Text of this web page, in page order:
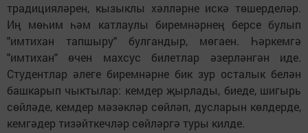
традицияләрен, кызыклы хәлләрне искә төшерделәр.
Иң мөһим һәм катлаулы биремнәрнең берсе булып
"имтихан тапшыру" булгандыр, мөгаен. Һәркемгә
"имтихан" өчен махсус билетлар әзерләнгән иде.
Студентлар әлеге биремнәрне бик зур осталык белән
башкарып чыктылар: кемдер җырлады, биеде, шигырь
сөйләде, кемдер мәзәкләр сөйләп, дусларын көлдерде,
кемгәдер тизәйткечләр сөйләргә туры килде.